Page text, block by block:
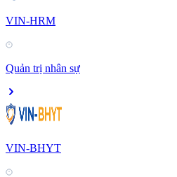
VIN-HRM
Quản trị nhân sự
VIN-BHYT